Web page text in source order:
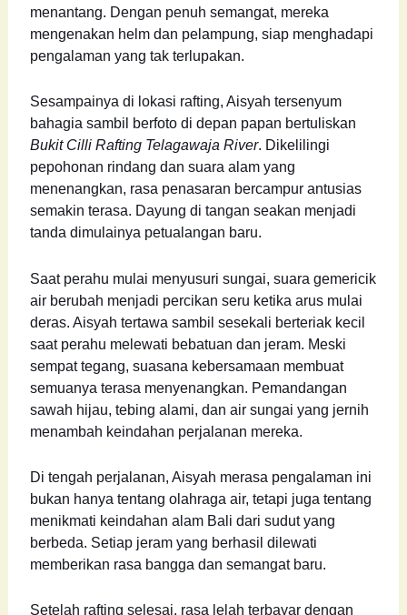
menantang. Dengan penuh semangat, mereka
mengenakan helm dan pelampung, siap menghadapi
pengalaman yang tak terlupakan.
Sesampainya di lokasi rafting, Aisyah tersenyum
bahagia sambil berfoto di depan papan bertuliskan
Bukit Cilli Rafting Telagawaja River. Dikelilingi
pepohonan rindang dan suara alam yang
menenangkan, rasa penasaran bercampur antusias
semakin terasa. Dayung di tangan seakan menjadi
tanda dimulainya petualangan baru.
Saat perahu mulai menyusuri sungai, suara gemericik
air berubah menjadi percikan seru ketika arus mulai
deras. Aisyah tertawa sambil sesekali berteriak kecil
saat perahu melewati bebatuan dan jeram. Meski
sempat tegang, suasana kebersamaan membuat
semuanya terasa menyenangkan. Pemandangan
sawah hijau, tebing alami, dan air sungai yang jernih
menambah keindahan perjalanan mereka.
Di tengah perjalanan, Aisyah merasa pengalaman ini
bukan hanya tentang olahraga air, tetapi juga tentang
menikmati keindahan alam Bali dari sudut yang
berbeda. Setiap jeram yang berhasil dilewati
memberikan rasa bangga dan semangat baru.
Setelah rafting selesai, rasa lelah terbayar dengan